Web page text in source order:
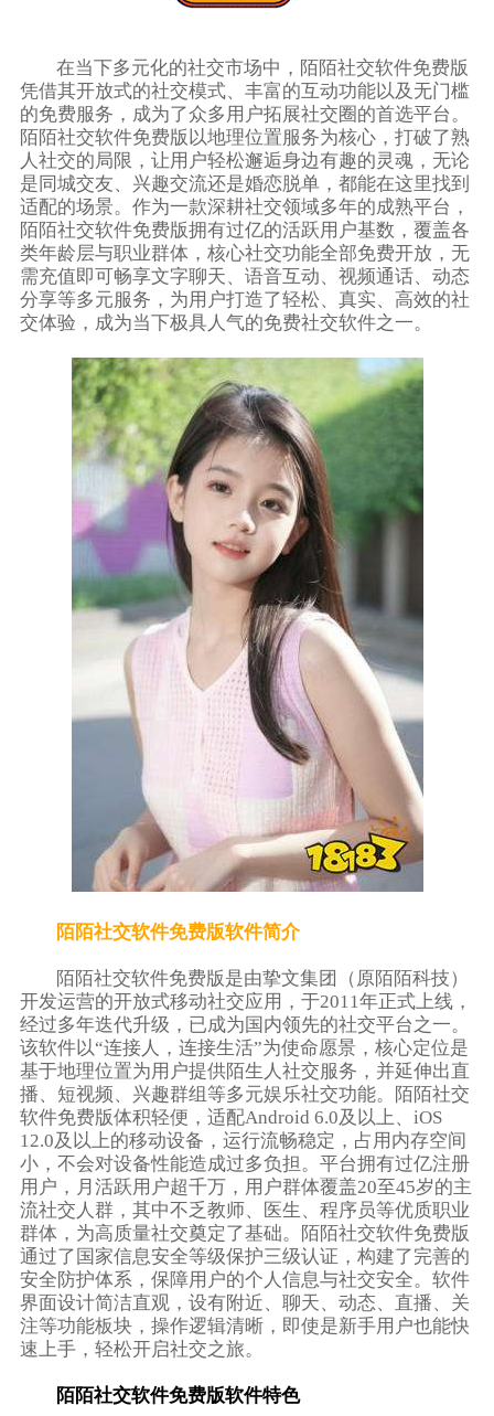
在当下多元化的社交市场中，陌陌社交软件免费版
凭借其开放式的社交模式、丰富的互动功能以及无门槛
的免费服务，成为了众多用户拓展社交圈的首选平台。
陌陌社交软件免费版以地理位置服务为核心，打破了熟
人社交的局限，让用户轻松邂逅身边有趣的灵魂，无论
是同城交友、兴趣交流还是婚恋脱单，都能在这里找到
适配的场景。作为一款深耕社交领域多年的成熟平台，
陌陌社交软件免费版拥有过亿的活跃用户基数，覆盖各
类年龄层与职业群体，核心社交功能全部免费开放，无
需充值即可畅享文字聊天、语音互动、视频通话、动态
分享等多元服务，为用户打造了轻松、真实、高效的社
交体验，成为当下极具人气的免费社交软件之一。
陌陌社交软件免费版软件简介
陌陌社交软件免费版是由挚文集团（原陌陌科技）
开发运营的开放式移动社交应用，于2011年正式上线，
经过多年迭代升级，已成为国内领先的社交平台之一。
该软件以“连接人，连接生活”为使命愿景，核心定位是
基于地理位置为用户提供陌生人社交服务，并延伸出直
播、短视频、兴趣群组等多元娱乐社交功能。陌陌社交
软件免费版体积轻便，适配Android 6.0及以上、iOS
12.0及以上的移动设备，运行流畅稳定，占用内存空间
小，不会对设备性能造成过多负担。平台拥有过亿注册
用户，月活跃用户超千万，用户群体覆盖20至45岁的主
流社交人群，其中不乏教师、医生、程序员等优质职业
群体，为高质量社交奠定了基础。陌陌社交软件免费版
通过了国家信息安全等级保护三级认证，构建了完善的
安全防护体系，保障用户的个人信息与社交安全。软件
界面设计简洁直观，设有附近、聊天、动态、直播、关
注等功能板块，操作逻辑清晰，即使是新手用户也能快
速上手，轻松开启社交之旅。
陌陌社交软件免费版软件特色